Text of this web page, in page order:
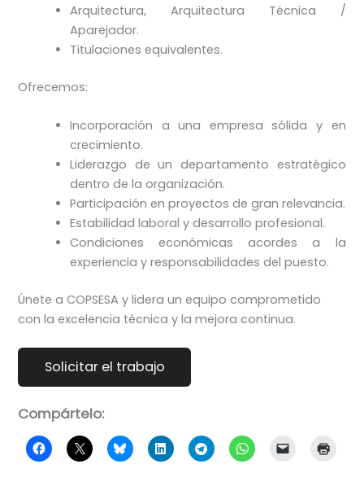
Arquitectura, Arquitectura Técnica /
Aparejador.
Titulaciones equivalentes.
Ofrecemos:
Incorporación a una empresa sólida y en
crecimiento.
Liderazgo de un departamento estratégico
dentro de la organización.
Participación en proyectos de gran relevancia.
Estabilidad laboral y desarrollo profesional.
Condiciones económicas acordes a la
experiencia y responsabilidades del puesto.
Únete a COPSESA y lidera un equipo comprometido
con la excelencia técnica y la mejora continua.
Compártelo: